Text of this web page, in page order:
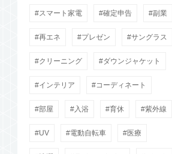
スマート家電 確定申告 副業
再エネ プレゼン サングラス
クリーニング ダウンジャケット
インテリア コーディネート
部屋 入浴 育休 紫外線
UV 電動自転車 医療